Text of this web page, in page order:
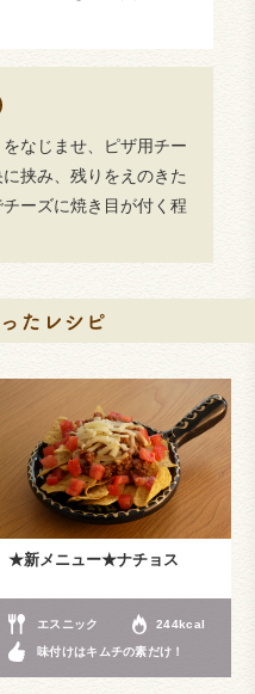
なじませ、ピザ用チー
挟み、残りをえのきた
ーズに焼き目が付く程
★新メニュー★ナチョス
エスニック 244kcal
味付けはキムチの素だけ！